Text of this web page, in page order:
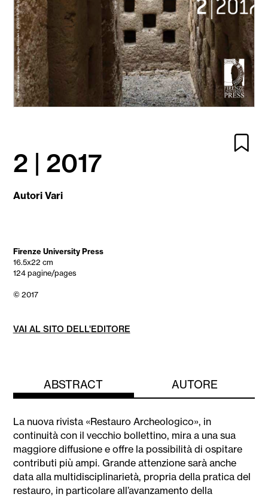
2 | 2017
Autori Vari
Firenze University Press
16.5x22 cm
124 pagine/pages
© 2017
VAI AL SITO DELL'EDITORE
ABSTRACT AUTORE
La nuova rivista «Restauro Archeologico», in
continuità con il vecchio bollettino, mira a una sua
maggiore diffusione e offre la possibilità di ospitare
contributi più ampi. Grande attenzione sarà anche
data alla multidisciplinarietà, propria della pratica del
restauro, in particolare all’avanzamento della